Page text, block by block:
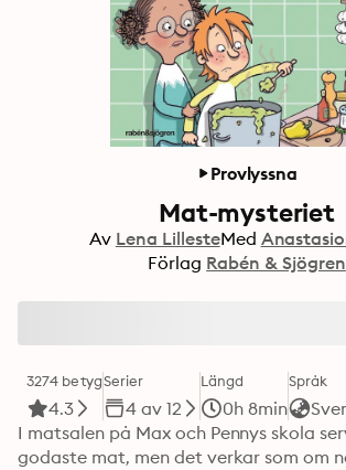
Provlyssna
Mat-mysteriet
Av Lena LillesteMed
Förlag Rabén & Sjögren
3274 betyg
4.3
Serier
4 av 12
Längd
0h 8min
Språk
I matsalen på Max och Pennys skola
godaste mat, men det verkar som om